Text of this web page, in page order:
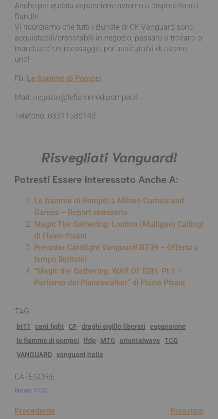
Anche per questa espansione avremo a disposizione i
Bundle.
Vi ricordiamo che tutti i Bundle di CF Vanguard sono
acquistabili/prenotabili in negozio, passate a trovarci o
mandateci un messaggio per assicurarvi di averne
uno!
Fb: Le fiamme di Pompei
Mail: negozio@lefiammedipompei.it
Telefono: 03311586143
Risvegliati Vanguard!
Potresti Essere Interessato Anche A:
Le fiamme di Pompei a Milano Comics and
Games – Report semiserio
Magic The Gathering: London (Mulligan) Calling!
di Flavio Pisani
Preorder Cardfight Vanguard! BT09 – Offerta a
tempo limitato!
“Magic the Gathering: WAR OF EDH. Pt 1 –
Parliamo dei Planeswalker” di Flavio Pisani
TAG
bt11 card fight CF draghi sigillo liberati
espansione
le fiamme di pompei
lfdp MTG orientalwave
TCG
VANGUARD vanguard italia
CATEGORIE
News TCG
Precedente Prossimo